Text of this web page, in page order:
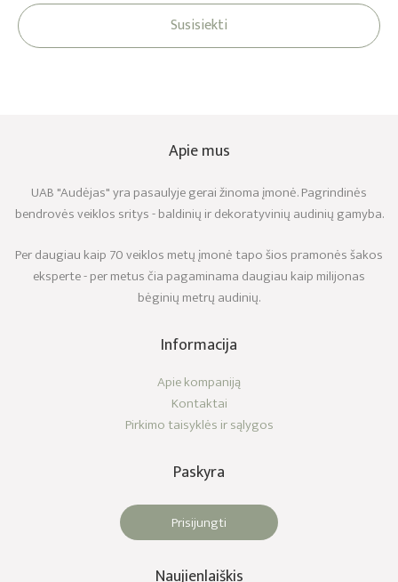
Susisiekti
Apie mus
UAB "Audėjas" yra pasaulyje gerai žinoma įmonė. Pagrindinės
bendrovės veiklos sritys - baldinių ir dekoratyvinių audinių gamyba.
Per daugiau kaip 70 veiklos metų įmonė tapo šios pramonės šakos
eksperte - per metus čia pagaminama daugiau kaip milijonas
bėginių metrų audinių.
Informacija
Apie kompaniją
Kontaktai
Pirkimo taisyklės ir sąlygos
Paskyra
Prisijungti
Naujienlaiškis